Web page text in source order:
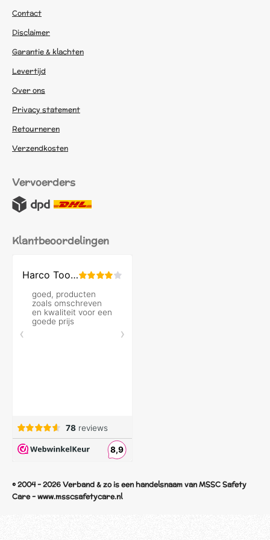
Contact
Disclaimer
Garantie & klachten
Levertijd
Over ons
Privacy statement
Retourneren
Verzendkosten
Vervoerders
Klantbeoordelingen
© 2004 - 2026 Verband & zo is een handelsnaam van MSSC Safety
Care - www.msscsafetycare.nl